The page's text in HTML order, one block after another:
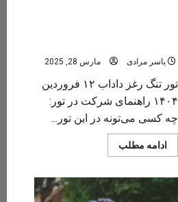
لیدر
دره
نوردی
یاسر مرادی مارس 28, 2025
تور تنگ رغز داداب ۱۲ فروردین
۱۴۰۴ راهنمای شرکت در تور:
چه کسی می‌تونه در این تور...
ادامه مطلب
more
تنگ
رغز